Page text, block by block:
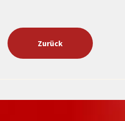
Zurück